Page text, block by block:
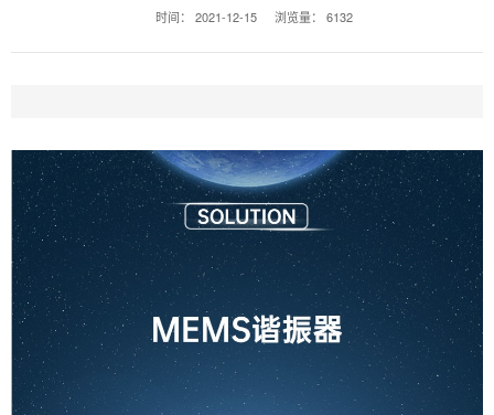
时间： 2021-12-15 浏览量： 6132